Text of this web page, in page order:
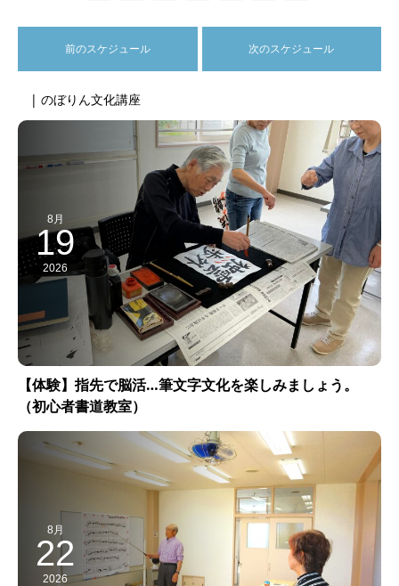
前のスケジュール 次のスケジュール
| のぼりん文化講座
8月
19
2026
【体験】指先で脳活…筆文字文化を楽しみましょう。
（初心者書道教室）
8月
22
2026